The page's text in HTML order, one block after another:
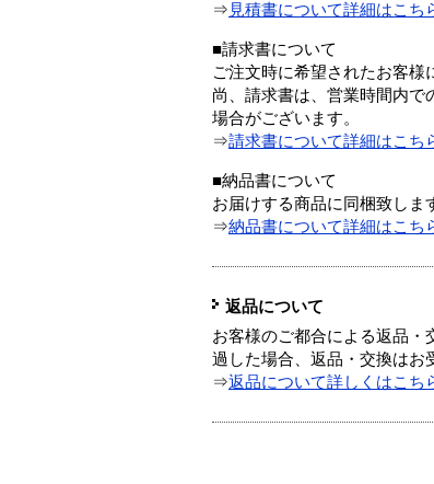
⇒ 見積書について詳細はこち
■請求書について
ご注文時に希望されたお客様
尚、請求書は、営業時間内で
場合がございます。
⇒請求書について詳細はこち
■納品書について
お届けする商品に同梱致しま
⇒納品書について詳細はこち
返品について
お客様のご都合による返品・
過した場合、返品・交換はお
⇒返品について詳しくはこち